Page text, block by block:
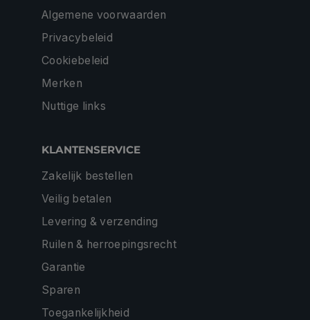
Algemene voorwaarden
Privacybeleid
Cookiebeleid
Merken
Nuttige links
KLANTENSERVICE
Zakelijk bestellen
Veilig betalen
Levering & verzending
Ruilen & herroepingsrecht
Garantie
Sparen
Toegankelijkheid